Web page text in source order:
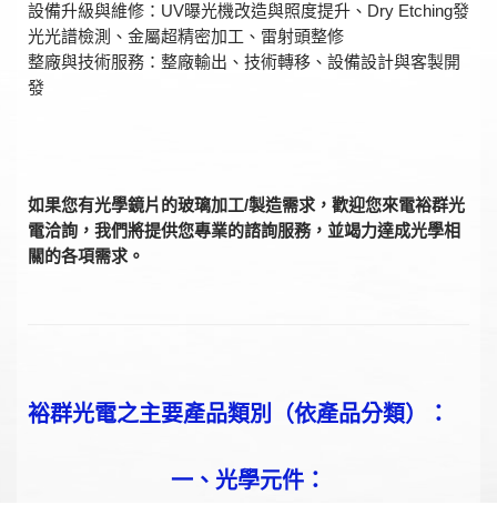
設備升級與維修：UV曝光機改造與照度提升、Dry Etching發
光光譜檢測、金屬超精密加工、雷射頭整修
整廠與技術服務：整廠輸出、技術轉移、設備設計與客製開
發
如果您有光學鏡片的玻璃加工/製造需求，歡迎您來電裕群光
電洽詢，我們將提供您專業的諮詢服務，並竭力達成光學相
關的各項需求。
裕群光電之主要產品類別（依產品分類）：
一、光學元件：